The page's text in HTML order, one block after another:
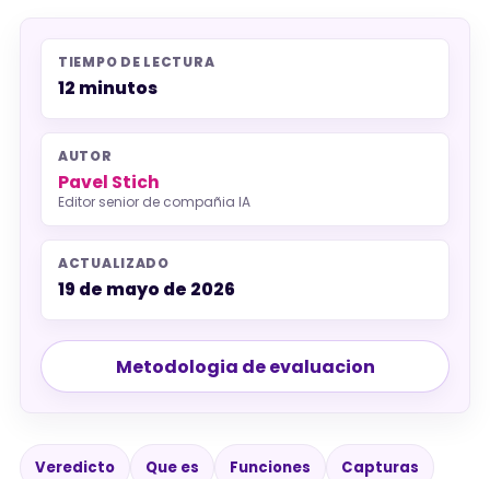
TIEMPO DE LECTURA
12 minutos
AUTOR
Pavel Stich
Editor senior de compañia IA
ACTUALIZADO
19 de mayo de 2026
Metodologia de evaluacion
Veredicto Que es Funciones Capturas